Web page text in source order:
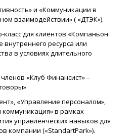
и «Коммуникации в
взаимодействии» ( «ДТЭК»).
для клиентов «Компаньон
внутреннего ресурса или
в условиях длительного
«Клуб Финансист» –
«Управление персоналом»,
коммуникация» в рамках
управленческих навыков для
компании («StandartPark»).